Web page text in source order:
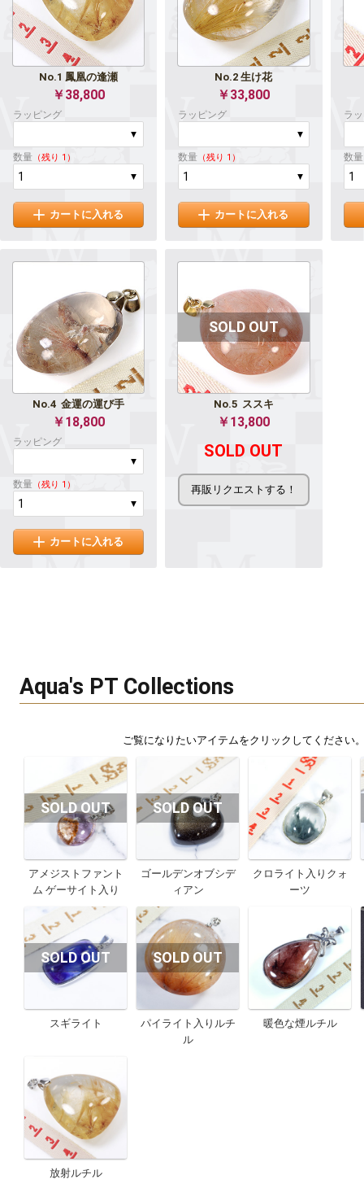
No.1 鳳凰の逢瀬
￥38,800
ラッピング
数量 （残り 1）
カートに入れる
No.2 生け花
￥33,800
ラッピング
数量 （残り 1）
カートに入れる
ラ
数量
No.4  金運の運び手
￥18,800
ラッピング
数量 （残り 1）
カートに入れる
No.5  ススキ
￥13,800
SOLD OUT
Aqua's PT Collections
アメジストファント
ム ゲーサイト入り
ゴールデンオブシデ
ィアン
クロライト入りクォ
ーツ
スギライト
パイライト入りルチ
ル
暖色な煙ルチル
放射ルチル